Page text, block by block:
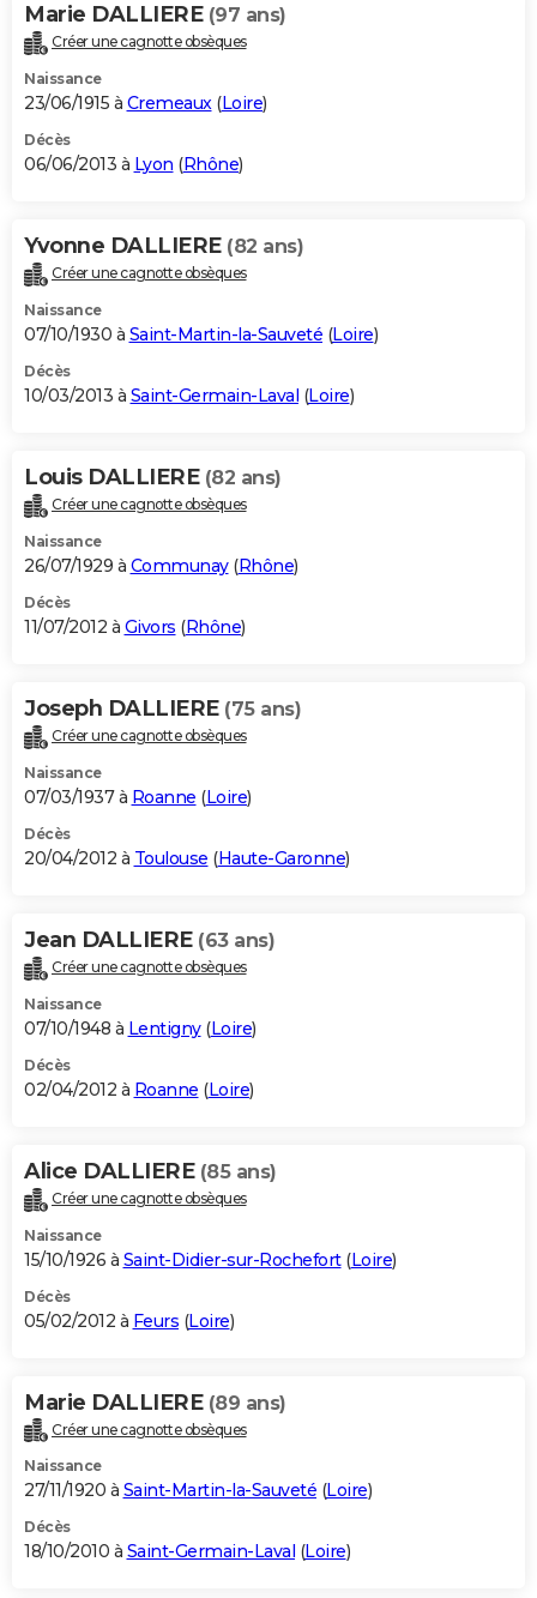
Marie DALLIERE (97 ans)
Créer une cagnotte obsèques
Naissance
23/06/1915 à Cremeaux(Loire)
Décès
06/06/2013 à Lyon (Rhône)
Yvonne DALLIERE (82 ans)
Créer une cagnotte obsèques
Naissance
07/10/1930 à Saint-Martin-la-Sauveté (Loire)
Décès
10/03/2013 à Saint-Germain-Laval (Loire)
Louis DALLIERE (82 ans)
Créer une cagnotte obsèques
Naissance
26/07/1929 à Communay(Rhône)
Décès
11/07/2012 à Givors (Rhône)
Joseph DALLIERE (75 ans)
Créer une cagnotte obsèques
Naissance
07/03/1937 à Roanne (Loire)
Décès
20/04/2012 à Toulouse (Haute-Garonne)
Jean DALLIERE (63 ans)
Créer une cagnotte obsèques
Naissance
07/10/1948 à Lentigny(Loire)
Décès
02/04/2012 à Roanne (Loire)
Alice DALLIERE (85 ans)
Créer une cagnotte obsèques
Naissance
15/10/1926 à Saint-Didier-sur-Rochefort(Loire)
Décès
05/02/2012 à Feurs (Loire)
Marie DALLIERE (89 ans)
Créer une cagnotte obsèques
Naissance
27/11/1920 à Saint-Martin-la-Sauveté (Loire)
Décès
18/10/2010 à Saint-Germain-Laval (Loire)